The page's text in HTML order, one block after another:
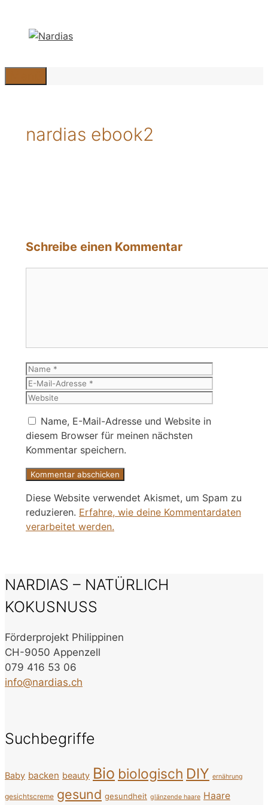
springen
nardias ebook2
Schreibe einen Kommentar
Name
Name, E-Mail-Adresse und Website in
diesem Browser für meinen nächsten
Kommentar speichern.
Diese Website verwendet Akismet, um Spam zu
reduzieren. Erfahre, wie deine Kommentardaten
verarbeitet werden.
NARDIAS – NATÜRLICH
KOKUSNUSS
Förderprojekt Philippinen
CH-9050 Appenzell
079 416 53 06
info@nardias.ch
Suchbegriffe
Baby backen beauty Bio biologisch DIY ernährung
gesichtscreme gesund gesundheit glänzende haare Haare